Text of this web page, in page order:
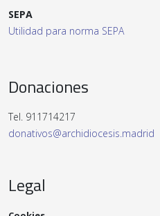
SEPA
Utilidad para norma SEPA
Donaciones
Tel. 911714217
donativos@archidiocesis.madrid
Legal